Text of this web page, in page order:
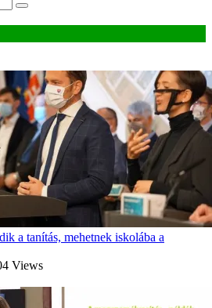
a tanítás, mehetnek iskolába a
Views